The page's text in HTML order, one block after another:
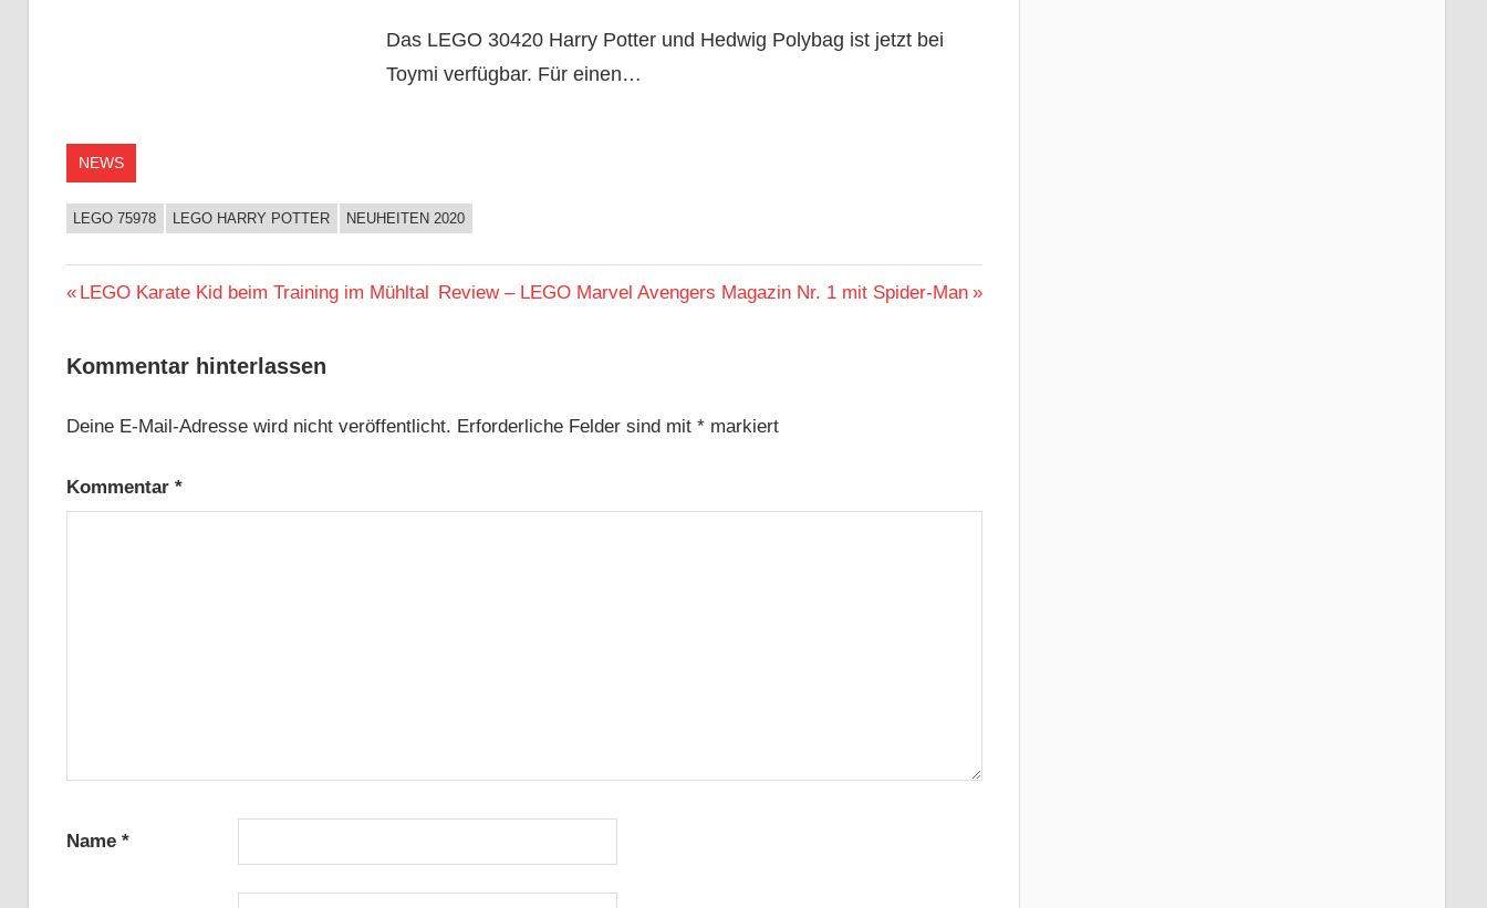
Das LEGO 30420 Harry Potter und Hedwig Polybag ist jetzt bei
Toymi verfügbar. Für einen…
NEWS
LEGO 75978 LEGO HARRY POTTER NEUHEITEN 2020
Beitragsnavigation
Vorheriger
LEGO Karate Kid beim Training im Mühltal Nächster
Review – LEGO Marvel Avengers Magazin Nr. 1 mit Spider-Man
Kommentar hinterlassen
Deine E-Mail-Adresse wird nicht veröffentlicht. Erforderliche Felder sind mit *markiert
Kommentar *
Name *